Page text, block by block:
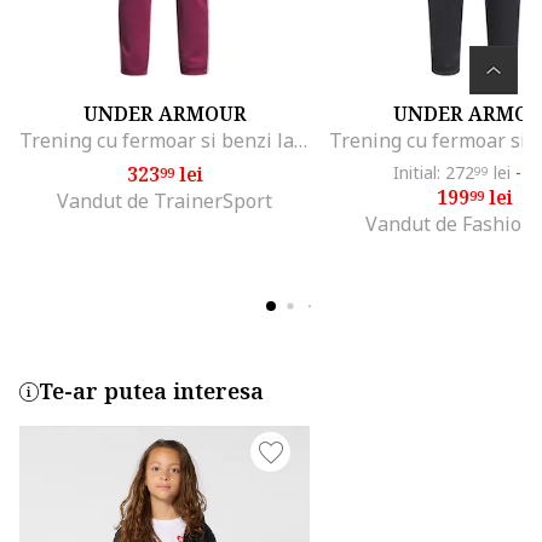
UNDER ARMOUR
Trening cu fermoar si benzi laterale contrastante, Fucsia
32399lei
Vandut de TrainerSport
UNDER
Initial: 27299 lei -
19999lei
Vandut de Fashion
Te-ar putea interesa